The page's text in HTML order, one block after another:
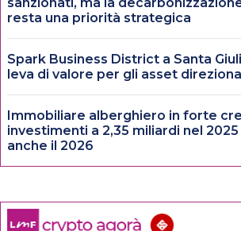
resta una priorità strategica
Spark Business District a Santa
leva di valore per gli asset
Immobiliare alberghiero in forte
investimenti a 2,35 miliardi nel 2025
anche il 2026